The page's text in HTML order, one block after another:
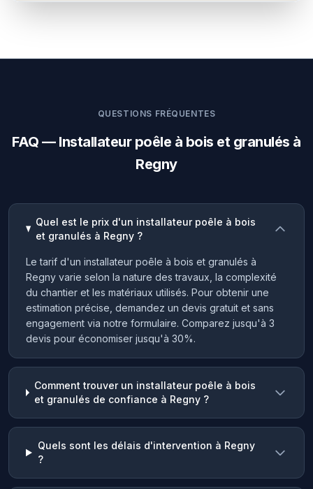
QUESTIONS FRÉQUENTES
FAQ — Installateur poêle à bois et granulés à
Regny
Quel est le prix d'un installateur poêle à bois
et granulés à Regny ?
Le tarif d'un installateur poêle à bois et granulés à
Regny varie selon la nature des travaux, la complexité
du chantier et les matériaux utilisés. Pour obtenir une
estimation précise, demandez un devis gratuit et sans
engagement via notre formulaire. Comparez jusqu'à 3
devis pour économiser jusqu'à 30%.
Comment trouver un installateur poêle à bois
et granulés de confiance à Regny ?
Quels sont les délais d'intervention à Regny
?